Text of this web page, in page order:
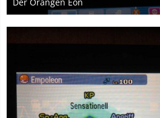
Der Orangen Eön
18. Mai 2017